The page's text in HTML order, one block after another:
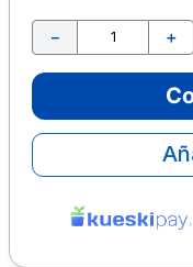
＋
－
10. escolar